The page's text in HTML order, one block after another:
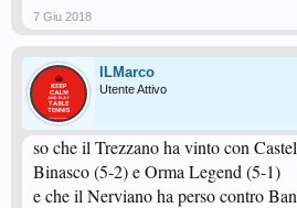
7 Giu 2018
ILMarco
Utente Attivo
so che il Trezzano ha vinto con
Binasco (5-2) e Orma Legend (5-1)
e che il Nerviano ha perso contro